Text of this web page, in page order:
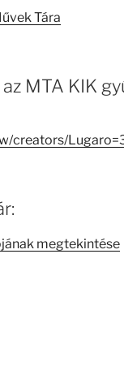
Tára
MTA KIK
creators/
megtekintése